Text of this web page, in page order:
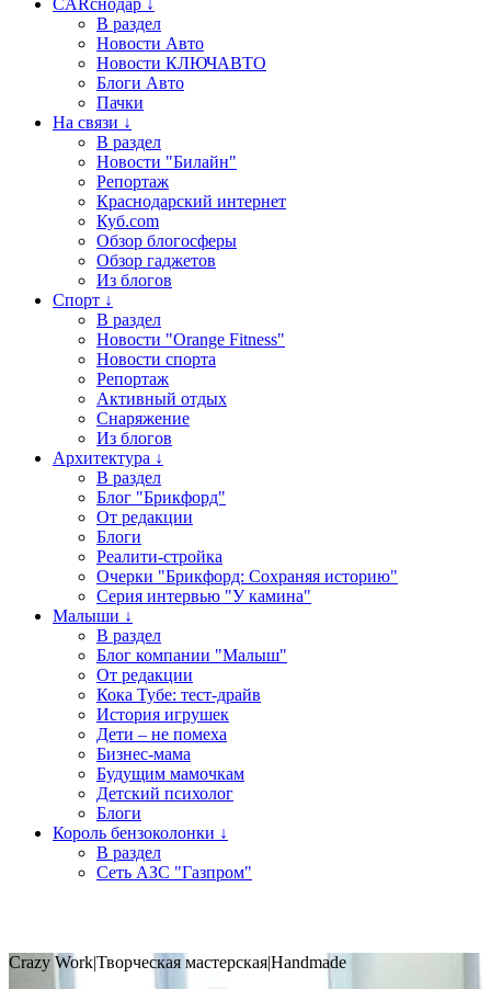
CARснодар ↓
В раздел
Новости Авто
Новости КЛЮЧАВТО
Блоги Авто
Пачки
На связи ↓
В раздел
Новости "Билайн"
Репортаж
Краснодарский интернет
Куб.com
Обзор блогосферы
Обзор гаджетов
Из блогов
Спорт ↓
В раздел
Новости "Orange Fitness"
Новости спорта
Репортаж
Активный отдых
Снаряжение
Из блогов
Архитектура ↓
В раздел
Блог "Брикфорд"
От редакции
Блоги
Реалити-стройка
Очерки "Брикфорд: Сохраняя историю"
Серия интервью "У камина"
Малыши ↓
В раздел
Блог компании "Малыш"
От редакции
Кока Тубе: тест-драйв
История игрушек
Дети – не помеха
Бизнес-мама
Будущим мамочкам
Детский психолог
Блоги
Король бензоколонки ↓
В раздел
Сеть АЗС "Газпром"
Crazy Work|Творческая мастерская|Handmade